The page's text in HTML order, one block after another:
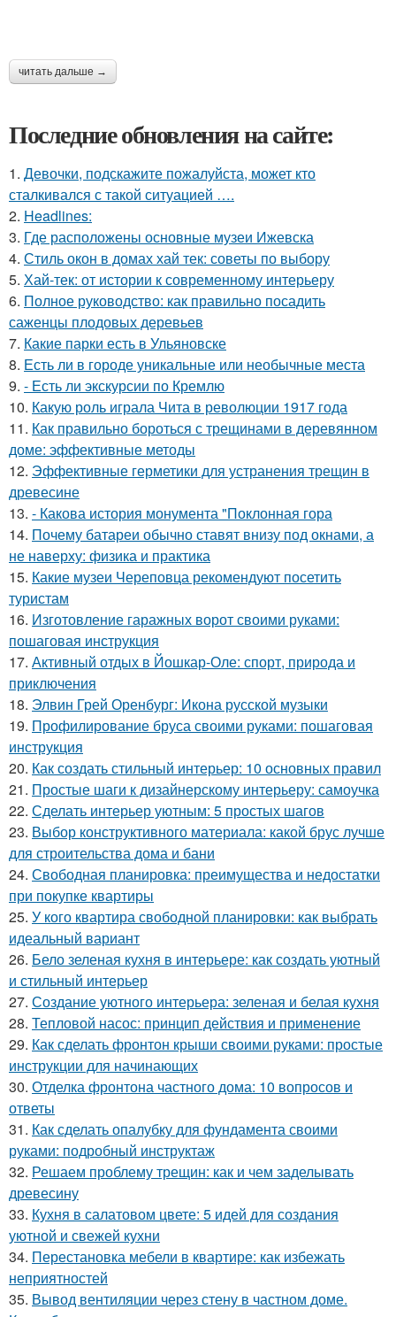
читать дальше →
Последние обновления на сайте:
1. Девочки, подскажите пожалуйста, может кто
сталкивался с такой ситуацией ….
2. Headlines:
3. Где расположены основные музеи Ижевска
4. Стиль окон в домах хай тек: советы по выбору
5. Хай-тек: от истории к современному интерьеру
6. Полное руководство: как правильно посадить
саженцы плодовых деревьев
7. Какие парки есть в Ульяновске
8. Есть ли в городе уникальные или необычные места
9. - Есть ли экскурсии по Кремлю
10. Какую роль играла Чита в революции 1917 года
11. Как правильно бороться с трещинами в деревянном
доме: эффективные методы
12. Эффективные герметики для устранения трещин в
древесине
13. - Какова история монумента "Поклонная гора
14. Почему батареи обычно ставят внизу под окнами, а
не наверху: физика и практика
15. Какие музеи Череповца рекомендуют посетить
туристам
16. Изготовление гаражных ворот своими руками:
пошаговая инструкция
17. Активный отдых в Йошкар-Оле: спорт, природа и
приключения
18. Элвин Грей Оренбург: Икона русской музыки
19. Профилирование бруса своими руками: пошаговая
инструкция
20. Как создать стильный интерьер: 10 основных правил
21. Простые шаги к дизайнерскому интерьеру: самоучка
22. Сделать интерьер уютным: 5 простых шагов
23. Выбор конструктивного материала: какой брус лучше
для строительства дома и бани
24. Свободная планировка: преимущества и недостатки
при покупке квартиры
25. У кого квартира свободной планировки: как выбрать
идеальный вариант
26. Бело зеленая кухня в интерьере: как создать уютный
и стильный интерьер
27. Создание уютного интерьера: зеленая и белая кухня
28. Тепловой насос: принцип действия и применение
29. Как сделать фронтон крыши своими руками: простые
инструкции для начинающих
30. Отделка фронтона частного дома: 10 вопросов и
ответы
31. Как сделать опалубку для фундамента своими
руками: подробный инструктаж
32. Решаем проблему трещин: как и чем заделывать
древесину
33. Кухня в салатовом цвете: 5 идей для создания
уютной и свежей кухни
34. Перестановка мебели в квартире: как избежать
неприятностей
35. Вывод вентиляции через стену в частном доме.